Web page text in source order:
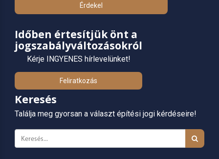
Érdekel
Időben értesítjük önt a
jogszabályváltozásokról
Kérje INGYENES hírlevelünket!
Feliratkozás
Keresés
Találja meg gyorsan a választ építési jogi kérdéseire!